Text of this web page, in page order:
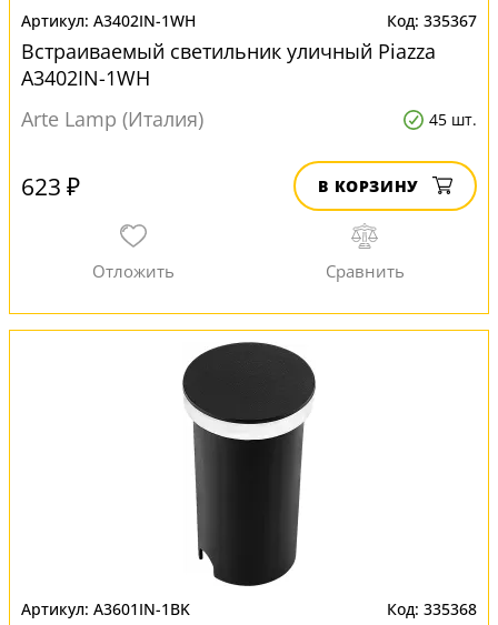
A3402IN-1WH 335367
Встраиваемый светильник уличный Piazza
A3402IN-1WH
Arte Lamp (Италия)
45 шт.
623 ₽ В КОРЗИНУ
A3601IN-1BK 335368